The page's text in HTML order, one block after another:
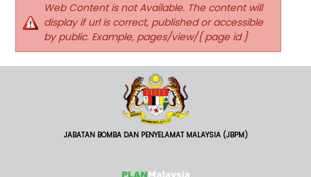
Web Content is not Available. The content will
display if url is correct, published or accessible
by public. Example, pages/view/{ page id }
JABATAN BOMBA DAN PENYELAMAT MALAYSIA (JBPM)